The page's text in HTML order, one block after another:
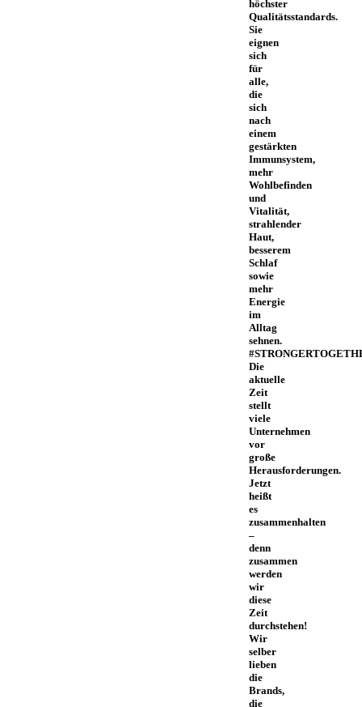
höchster
Qualitätsstandards.
Sie
eignen
sich
für
alle,
die
sich
nach
einem
gestärkten
Immunsystem,
mehr
Wohlbefinden
und
Vitalität,
strahlender
Haut,
besserem
Schlaf
sowie
mehr
Energie
im
Alltag
sehnen.
Die
aktuelle
Zeit
stellt
viele
Unternehmen
vor
große
Herausforderungen.
Jetzt
heißt
es
zusammenhalten
–
denn
zusammen
werden
wir
diese
Zeit
durchstehen!
Wir
selber
lieben
die
Brands,
die